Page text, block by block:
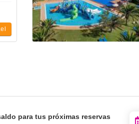
para tus próximas reservas